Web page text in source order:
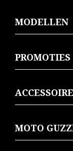
MODELLEN
PROMOTIES
MOTO